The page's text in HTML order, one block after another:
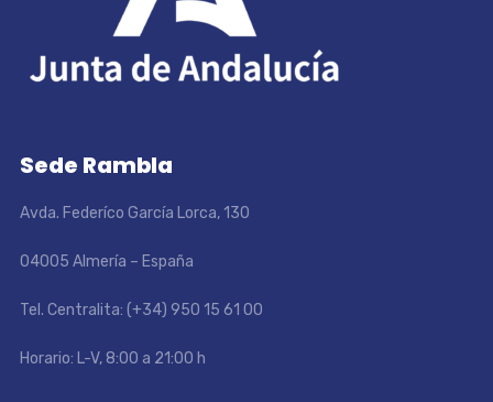
Sede Rambla
Avda. Federíco García Lorca, 130
04005 Almería – España
Tel. Centralita: (+34) 950 15 61 00
Horario: L-V, 8:00 a 21:00 h